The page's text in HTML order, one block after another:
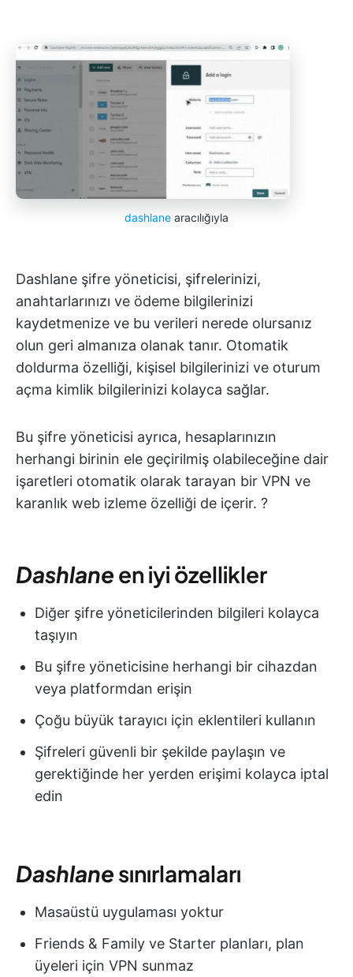
dashlane aracılığıyla
Dashlane şifre yöneticisi, şifrelerinizi,
anahtarlarınızı ve ödeme bilgilerinizi
kaydetmenize ve bu verileri nerede olursanız
olun geri almanıza olanak tanır. Otomatik
doldurma özelliği, kişisel bilgilerinizi ve oturum
açma kimlik bilgilerinizi kolayca sağlar.
Bu şifre yöneticisi ayrıca, hesaplarınızın
herhangi birinin ele geçirilmiş olabileceğine dair
işaretleri otomatik olarak tarayan bir VPN ve
karanlık web izleme özelliği de içerir. ?
Dashlaneen iyi özellikler
Diğer şifre yöneticilerinden bilgileri kolayca
taşıyın
Bu şifre yöneticisine herhangi bir cihazdan
veya platformdan erişin
Çoğu büyük tarayıcı için eklentileri kullanın
Şifreleri güvenli bir şekilde paylaşın ve
gerektiğinde her yerden erişimi kolayca iptal
edin
Dashlanesınırlamaları
Masaüstü uygulaması yoktur
Friends & Family ve Starter planları, plan
üyeleri için VPN sunmaz